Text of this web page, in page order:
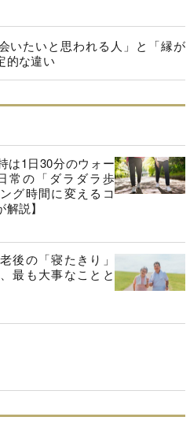
いたいと思われる人」と「縁が
的な違い
は1日30分のウォー
常の「ダラダラ歩
グ時間に変えるコ
説】
後の「寝たきり」
最も大事なことと